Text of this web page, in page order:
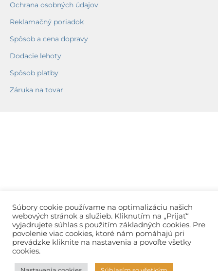
Ochrana osobných údajov
Reklamačný poriadok
Spôsob a cena dopravy
Dodacie lehoty
Spôsob platby
Záruka na tovar
Súbory cookie používame na optimalizáciu našich
webových stránok a služieb. Kliknutím na „Prijať“
vyjadrujete súhlas s použitím základných cookies. Pre
povolenie viac cookies, ktoré nám pomáhajú pri
prevádzke kliknite na nastavenia a povoľte všetky
cookies.